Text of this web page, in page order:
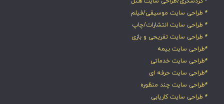
* طراحی سایت موسیقی/فیلم
* طراحی سایت انتشارات/چاپ
* طراحی سایت تفریحی و بازی
*طراحی سایت بیمه
*طراحی سایت خدماتی
*طراحی سایت حرفه ای
*طراحی سایت چند منظوره
* طراحی سایت کاریابی